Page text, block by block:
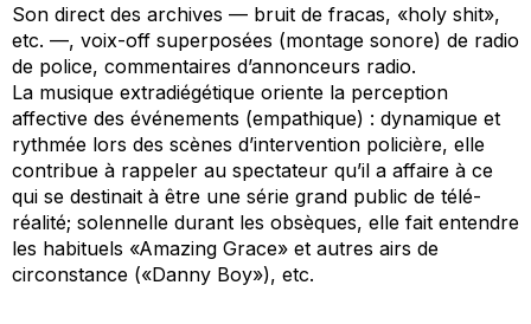
Son direct des archives — bruit de fracas, «holy shit»,
etc. —, voix-off superposées (montage sonore) de radio
de police, commentaires d’annonceurs radio.
La musique extradiégétique oriente la perception
affective des événements (empathique) : dynamique et
rythmée lors des scènes d’intervention policière, elle
contribue à rappeler au spectateur qu’il a affaire à ce
qui se destinait à être une série grand public de télé-
réalité; solennelle durant les obsèques, elle fait entendre
les habituels «Amazing Grace» et autres airs de
circonstance («Danny Boy»), etc.